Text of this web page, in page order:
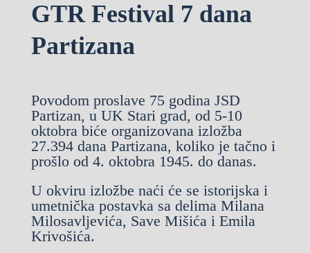
GTR Festival 7 dana
Partizana
Povodom proslave 75 godina JSD
Partizan, u UK Stari grad, od 5-10
oktobra biće organizovana izložba
27.394 dana Partizana, koliko je tačno i
prošlo od 4. oktobra 1945. do danas.
U okviru izložbe naći će se istorijska i
umetnička postavka sa delima Milana
Milosavljevića, Save Mišića i Emila
Krivošića.